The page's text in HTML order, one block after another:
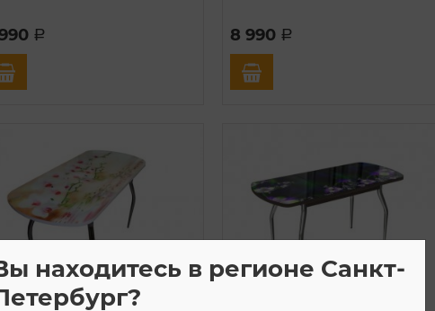
a 8 990 a
В наличии
находитесь в регионе Санкт-